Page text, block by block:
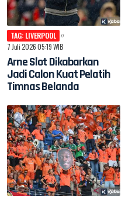
TAG: LIVERPOOL
7 Juli 2026 05:19 WIB
Arne Slot Dikabarkan
Jadi Calon Kuat Pelatih
Timnas Belanda